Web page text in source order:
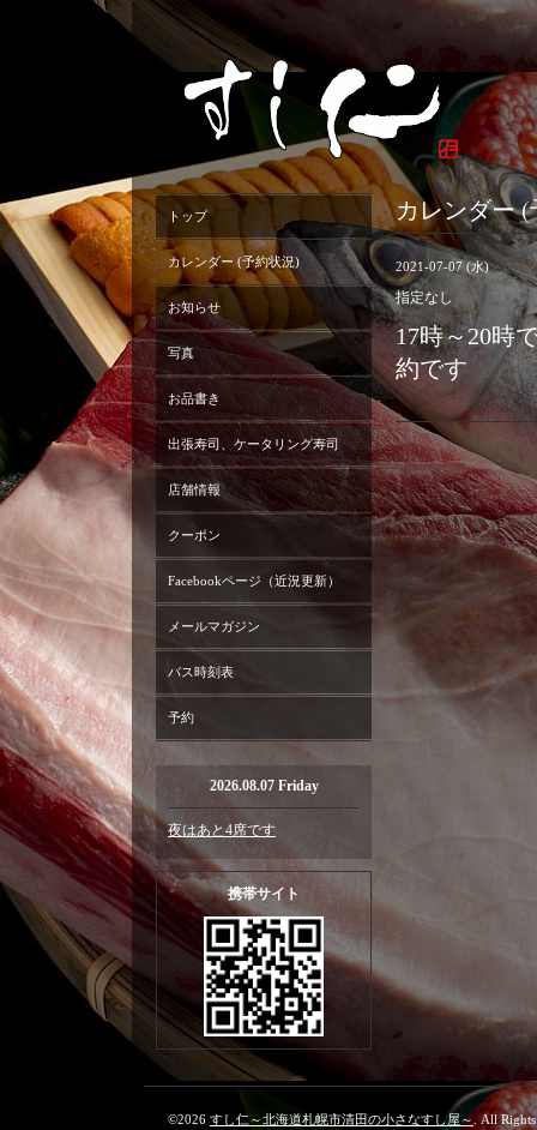
カレンダー
2021-07-07 (水)
指定なし
17時～20時
約です
トップ
カレンダー (予約状況)
お知らせ
写真
お品書き
出張寿司、ケータリング寿司
店舗情報
クーポン
Facebookページ（近況更新）
メールマガジン
バス時刻表
予約
2026.08.07 Friday
夜はあと4席です
携帯サイト
©2026 すし仁～北海道札幌市清田の小さなすし屋～ . All